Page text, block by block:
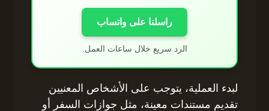
راسلنا على واتساب
الرد سريع خلال ساعات العمل.
لبدء العملية، يتوجب على الأشخاص المعنيين
تقديم مستندات معينة، مثل جوازات السفر أو